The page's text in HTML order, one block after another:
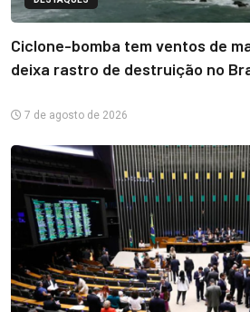
Ciclone-bomba tem ventos de
deixa rastro de destruição no
7 de agosto de 2026